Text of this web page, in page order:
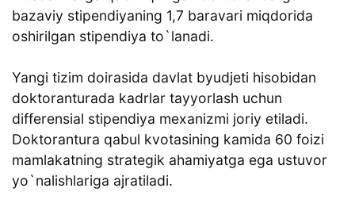
bazaviy stipendiyaning 1,7 baravari miqdorida
oshirilgan stipendiya to`lanadi.
Yangi tizim doirasida davlat byudjeti hisobidan
doktoranturada kadrlar tayyorlash uchun
differensial stipendiya mexanizmi joriy etiladi.
Doktorantura qabul kvotasining kamida 60 foizi
mamlakatning strategik ahamiyatga ega ustuvor
yo`nalishlariga ajratiladi.